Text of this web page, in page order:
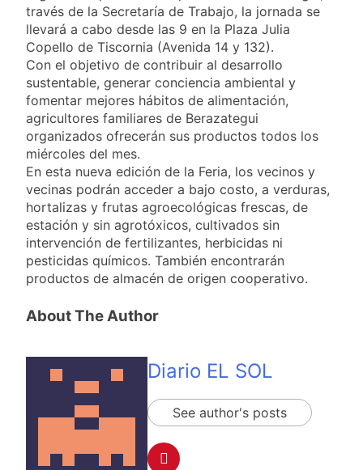
Privada: hubo
detenidos y
enfrentamientos
pedido para
suspender el juicio
contra Pity Alvarez
18 Horas Atrás
67 barrios full LED en
Florencio Varela
19 Horas Atrás
El temporal se
despide del AMBA:
cuándo dejará de
de frío con mínimas
cercanas a 1°C
19 Horas Atrás
contra la Ley de
Propiedad Privada de
Milei
20 Horas Atrás
Renunció el
subsecretario de
Seguridad de
Quilmes, Hernán
Ocampo, tras la
difusión de chats
21 Horas Atrás
Candela Arizaga
confirmó que tuvo un
del peronismo de
girar el proyecto a
comisión
Masiva movilización
proyecto oficial de
Ley de Propiedad
22 Horas Atrás
La Diócesis de
través de la Secretaría de Trabajo, la jornada se
llevará a cabo desde las 9 en la Plaza Julia
Copello de Tiscornia (Avenida 14 y 132).
Con el objetivo de contribuir al desarrollo
sustentable, generar conciencia ambiental y
fomentar mejores hábitos de alimentación,
agricultores familiares de Berazategui
organizados ofrecerán sus productos todos los
miércoles del mes.
En esta nueva edición de la Feria, los vecinos y
vecinas podrán acceder a bajo costo, a verduras,
hortalizas y frutas agroecológicas frescas, de
estación y sin agrotóxicos, cultivados sin
intervención de fertilizantes, herbicidas ni
pesticidas químicos. También encontrarán
productos de almacén de origen cooperativo.
About The Author
Diario EL SOL
See author's posts